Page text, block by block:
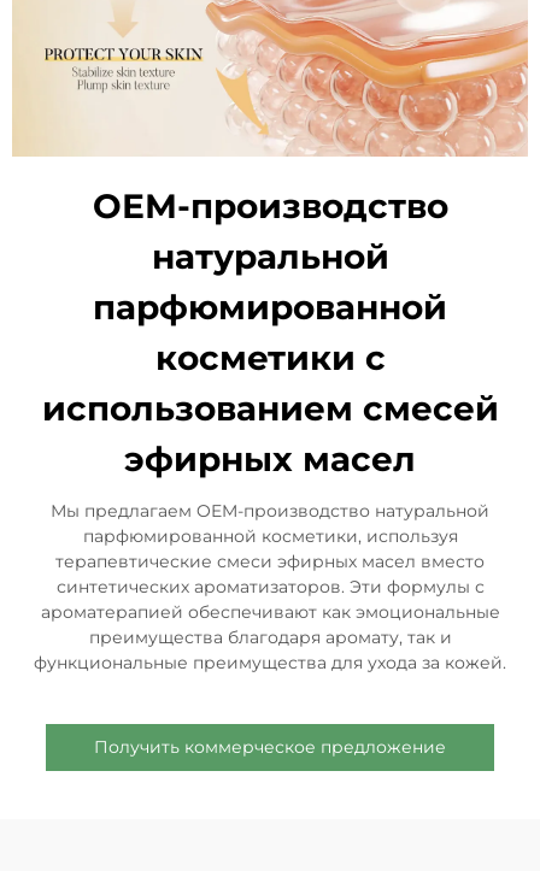
ОЕМ-производство
натуральной
парфюмированной
косметики с
использованием смесей
эфирных масел
Мы предлагаем OEM-производство натуральной
парфюмированной косметики, используя
терапевтические смеси эфирных масел вместо
синтетических ароматизаторов. Эти формулы с
ароматерапией обеспечивают как эмоциональные
преимущества благодаря аромату, так и
функциональные преимущества для ухода за кожей.
Получить коммерческое предложение